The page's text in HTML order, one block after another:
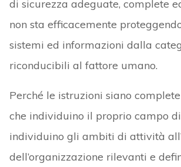
di sicurezza adeguate, complete
non sta efficacemente
sistemi ed informazioni dalla
riconducibili al fattore umano.
Perché le istruzioni siano
che individuino il proprio campo
individuino gli ambiti di attività
dell’organizzazione rilevanti e